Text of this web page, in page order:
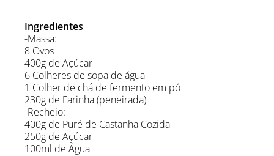
Ingredientes
-Massa:
8 Ovos
400g de Açúcar
6 Colheres de sopa de água
1 Colher de chá de fermento em pó
230g de Farinha (peneirada)
-Recheio:
400g de Puré de Castanha Cozida
250g de Açúcar
100ml de Água